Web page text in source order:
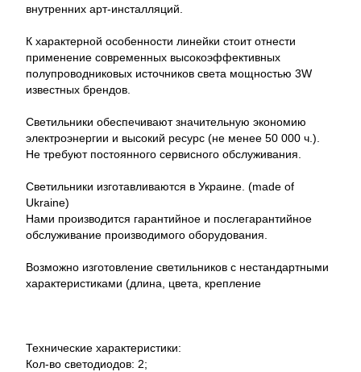
внутренних арт-инсталляций.
К характерной особенности линейки стоит отнести
применение современных высокоэффективных
полупроводниковых источников света мощностью 3W
известных брендов.
Светильники обеспечивают значительную экономию
электроэнергии и высокий ресурс (не менее 50 000 ч.).
Не требуют постоянного сервисного обслуживания.
Светильники изготавливаются в Украине. (made of
Ukraine)
Нами производится гарантийное и послегарантийное
обслуживание производимого оборудования.
Возможно изготовление светильников с нестандартными
характеристиками (длина, цвета, крепление
Технические характеристики:
Кол-во светодиодов: 2;